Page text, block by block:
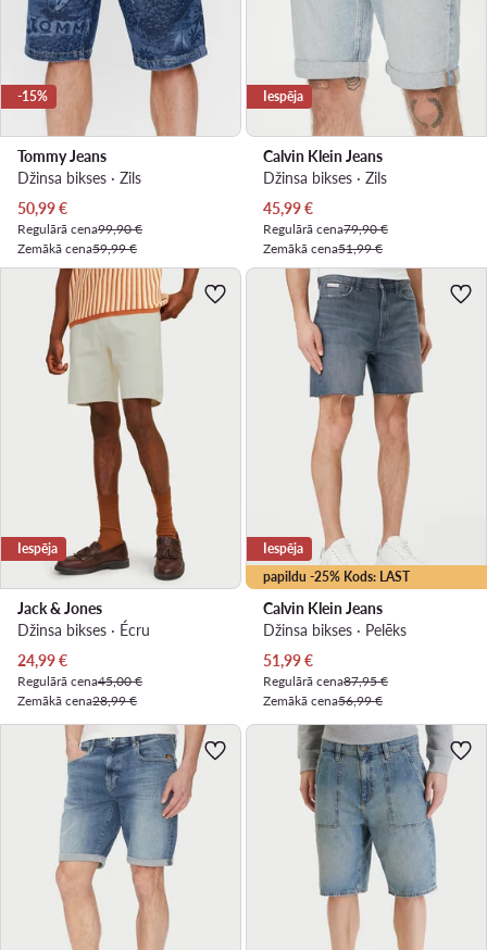
-15%
Tommy Jeans
Džinsa bikses · Zils
Pašreizējā cena
50,99€
Regulārā cena99,90 €
Zemākā cena59,99 €
Iespēja
Calvin Klein Jeans
Džinsa bikses · Zils
Pašreizējā cena
45,99€
Regulārā cena79,90 €
Zemākā cena51,99 €
Iespēja
Jack & Jones
Džinsa bikses · Écru
Pašreizējā cena
24,99€
Regulārā cena45,00 €
Zemākā cena28,99 €
papildu -25% Kods: LAST
Iespēja
Calvin Klein Jeans
Džinsa bikses · Pelēks
Pašreizējā cena
51,99€
Regulārā cena87,95 €
Zemākā cena56,99 €